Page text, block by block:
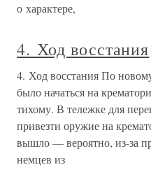
о характере,
4. Ход восстания
4. Ход восстания По
было начаться на
тихому. В тележке для
привезти оружие на
вышло — вероятно, из-за
немцев из